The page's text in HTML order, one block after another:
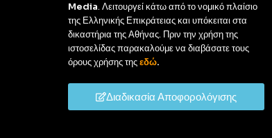
Media. Λειτουργεί κάτω από το νομικό πλαίσιο
της Ελληνικής Επικράτειας και υπόκειται στα
δικαστήρια της Αθήνας. Πριν την χρήση της
ιστοσελίδας παρακαλούμε να διαβάσατε τους
όρους χρήσης τηςεδώ.
Διαδικασία Αποφορολόγισης